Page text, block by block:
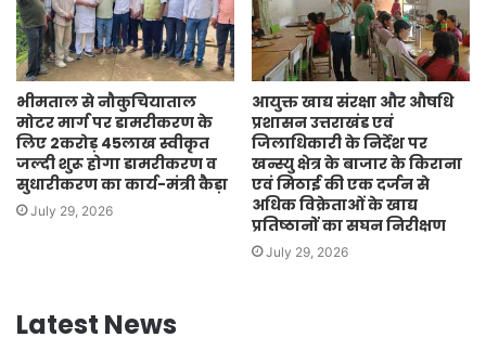
भीमताल से नौकुचियाताल
मोटर मार्ग पर डामरीकरण के
लिए 2करोड़ 45लाख स्वीकृत
जल्दी शुरू होगा डामरीकरण व
सुधारीकरण का कार्य-मंत्री कैड़ा
July 29, 2026
आयुक्त खाद्य संरक्षा और औषधि
प्रशासन उत्तराखंड एवं
जिलाधिकारी के निर्देश पर
खन्स्यु क्षेत्र के बाजार के किराना
एवं मिठाई की एक दर्जन से
अधिक विक्रेताओं के खाद्य
प्रतिष्ठानों का सघन निरीक्षण
July 29, 2026
Latest News